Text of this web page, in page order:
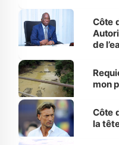
Côte
de
mon
Côte
la